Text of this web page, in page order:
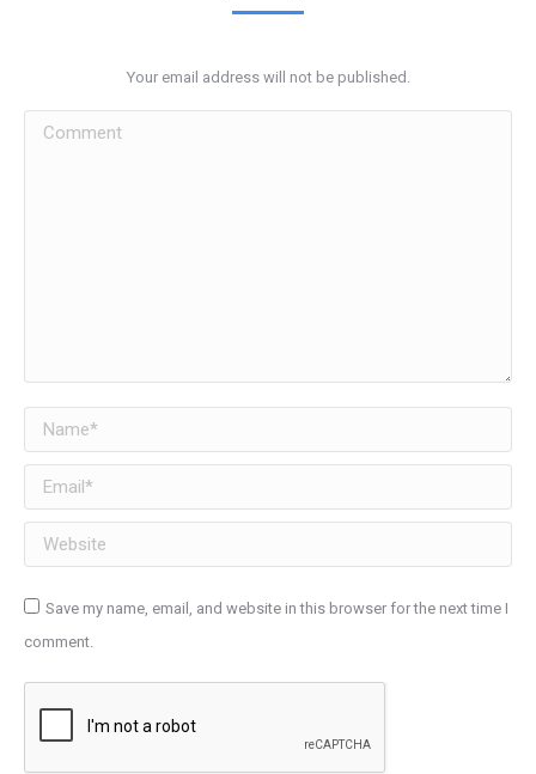
Your email address will not be published.
Comment
Name *
Email *
Website
Save my name, email, and website in this browser for the next time I
comment.